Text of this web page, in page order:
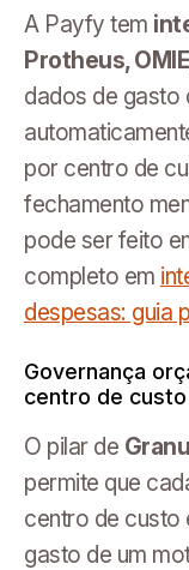
A Payfy tem
Protheus,
dados de gasto
por centro de
fechamento
pode ser feito
completo em
despesas: guia
Governança
centro de
O pilar de
permite que
centro de custo
gasto de um